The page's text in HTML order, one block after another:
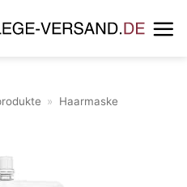
» Haarmaske